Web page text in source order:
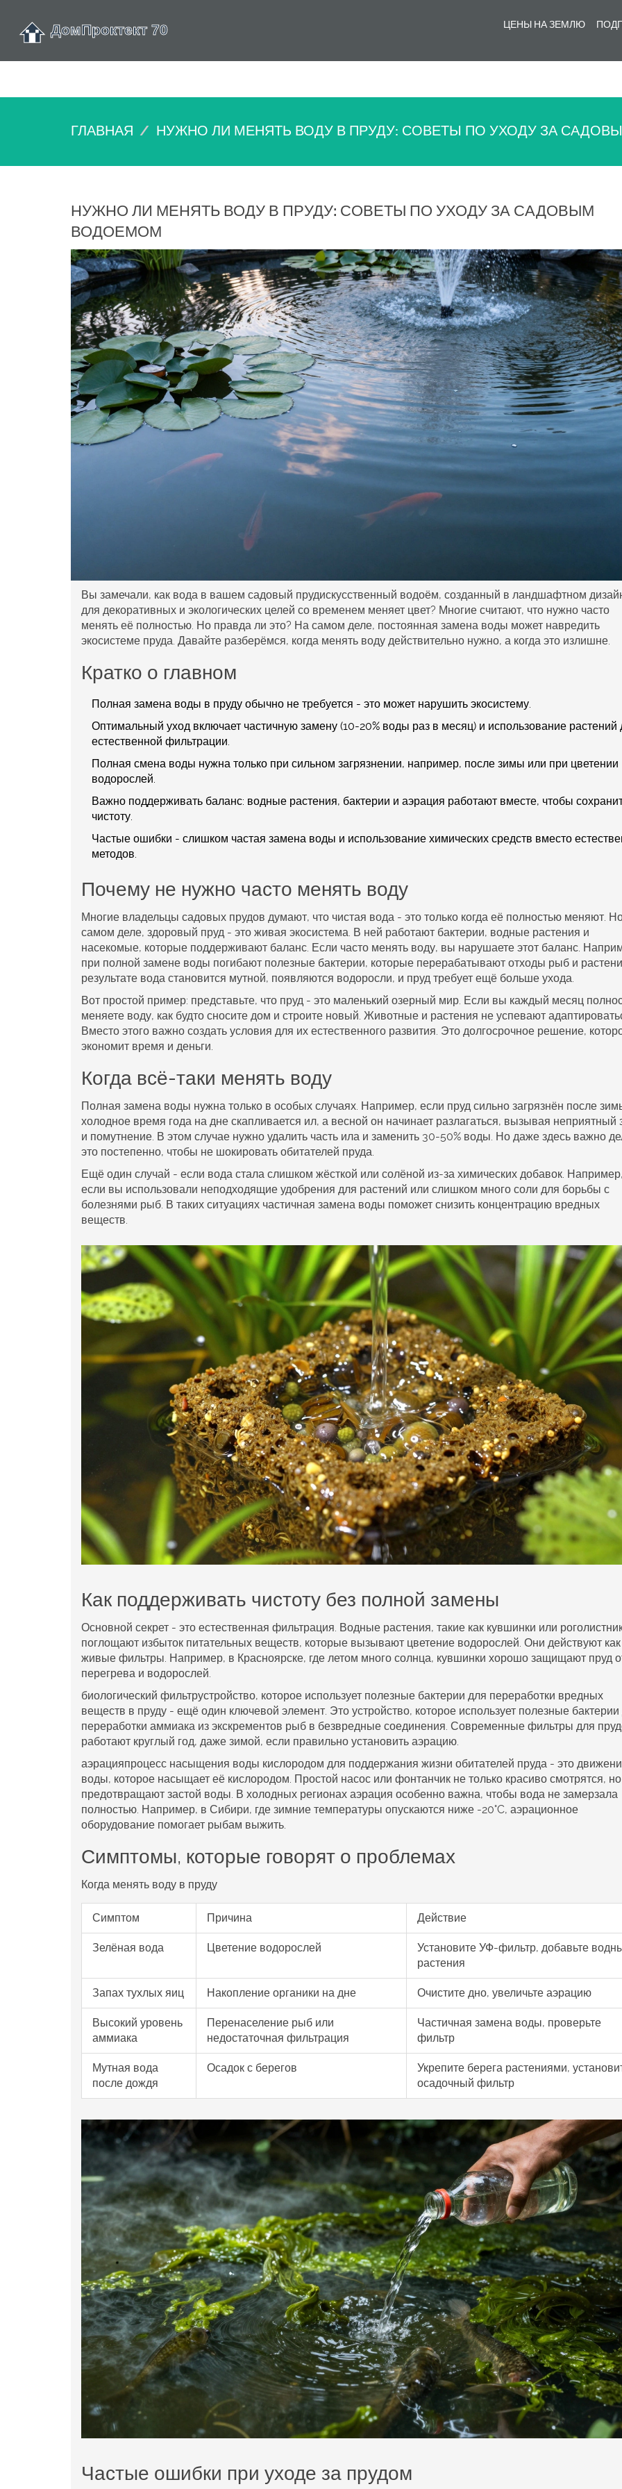
ЦЕНЫ НА ЗЕМЛЮ
ГЛАВНАЯ НУЖНО ЛИ МЕНЯТЬ ВОДУ В ПРУДУ: СОВЕТЫ ПО УХОДУ ЗА
НУЖНО ЛИ МЕНЯТЬ ВОДУ В ПРУДУ: СОВЕТЫ ПО УХОДУ ЗА САДОВЫМ
ВОДОЕМОМ
Вы замечали, как вода в вашем садовый прудискусственный водоём, созданный в ландшафтном
для декоративных и экологических целей со временем меняет цвет? Многие считают, что нужно часто
менять её полностью. Но правда ли это? На самом деле, постоянная замена воды может навредить
экосистеме пруда. Давайте разберёмся, когда менять воду действительно нужно, а когда это излишне.
Кратко о главном
Полная замена воды в пруду обычно не требуется - это может нарушить экосистему.
Оптимальный уход включает частичную замену (10-20% воды раз в месяц) и использование растений
естественной фильтрации.
Полная смена воды нужна только при сильном загрязнении, например, после зимы или при цветении
водорослей.
Важно поддерживать баланс: водные растения, бактерии и аэрация работают вместе, чтобы
чистоту.
Частые ошибки - слишком частая замена воды и использование химических средств вместо
методов.
Почему не нужно часто менять воду
Многие владельцы садовых прудов думают, что чистая вода - это только когда её полностью меняют.
самом деле, здоровый пруд - это живая экосистема. В ней работают бактерии, водные растения и
насекомые, которые поддерживают баланс. Если часто менять воду, вы нарушаете этот баланс.
при полной замене воды погибают полезные бактерии, которые перерабатывают отходы рыб и
результате вода становится мутной, появляются водоросли, и пруд требует ещё больше ухода.
Вот простой пример: представьте, что пруд - это маленький озерный мир. Если вы каждый месяц
меняете воду, как будто сносите дом и строите новый. Животные и растения не успевают
Вместо этого важно создать условия для их естественного развития. Это долгосрочное решение,
экономит время и деньги.
Когда всё-таки менять воду
Полная замена воды нужна только в особых случаях. Например, если пруд сильно загрязнён после
холодное время года на дне скапливается ил, а весной он начинает разлагаться, вызывая неприятный
и помутнение. В этом случае нужно удалить часть ила и заменить 30-50% воды. Но даже здесь важно
это постепенно, чтобы не шокировать обитателей пруда.
Ещё один случай - если вода стала слишком жёсткой или солёной из-за химических добавок. Например,
если вы использовали неподходящие удобрения для растений или слишком много соли для борьбы с
болезнями рыб. В таких ситуациях частичная замена воды поможет снизить концентрацию вредных
веществ.
Как поддерживать чистоту без полной замены
Основной секрет - это естественная фильтрация. Водные растения, такие как кувшинки или
поглощают избыток питательных веществ, которые вызывают цветение водорослей. Они действуют как
живые фильтры. Например, в Красноярске, где летом много солнца, кувшинки хорошо защищают пруд
перегрева и водорослей.
биологический фильтрустройство, которое использует полезные бактерии для переработки вредных
веществ в пруду - ещё один ключевой элемент. Это устройство, которое использует полезные бактерии
переработки аммиака из экскрементов рыб в безвредные соединения. Современные фильтры для
работают круглый год, даже зимой, если правильно установить аэрацию.
аэрацияпроцесс насыщения воды кислородом для поддержания жизни обитателей пруда - это
воды, которое насыщает её кислородом. Простой насос или фонтанчик не только красиво смотрятся,
предотвращают застой воды. В холодных регионах аэрация особенно важна, чтобы вода не замерзала
полностью. Например, в Сибири, где зимние температуры опускаются ниже -20°C, аэрационное
оборудование помогает рыбам выжить.
Симптомы, которые говорят о проблемах
Когда менять воду в пруду
Симптом Причина Действие
Зелёная вода Цветение водорослей
Установите УФ-фильтр, добавьте
растения
Запах тухлых яиц Накопление органики на дне Очистите дно, увеличьте аэрацию
Высокий уровень
аммиака
Перенаселение рыб или
недостаточная фильтрация
Частичная замена воды, проверьте
фильтр
Мутная вода
после дождя
Осадок с берегов
Укрепите берега растениями,
осадочный фильтр
Частые ошибки при уходе за прудом